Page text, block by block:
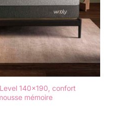
140×190, confort
mémoire